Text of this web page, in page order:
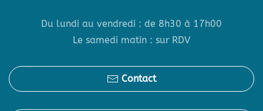
Du lundi au vendredi : de 8h30 à 17h00
Le samedi matin : sur RDV
Contact